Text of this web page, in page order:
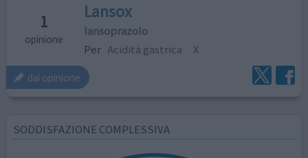
1
opinione
Lansox
lansoprazolo
Per Acidità gastrica X
dai opinione
SODDISFAZIONE COMPLESSIVA